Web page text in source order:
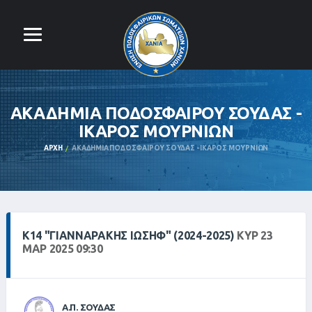
ΑΚΑΔΗΜΙΑ ΠΟΔΟΣΦΑΙΡΟΥ ΣΟΥΔΑΣ -
ΙΚΑΡΟΣ ΜΟΥΡΝΙΩΝ
ΑΡΧΉ ΑΚΑΔΗΜΙΑ ΠΟΔΟΣΦΑΙΡΟΥ ΣΟΥΔΑΣ - ΙΚΑΡΟΣ ΜΟΥΡΝΙΩΝ
Κ14 "ΓΙΑΝΝΑΡΆΚΗΣ ΙΩΣΉΦ" (2024-2025) ΚΥΡ 23
ΜΑΡ 2025 09:30
Α.Π. ΣΟΥΔΑΣ